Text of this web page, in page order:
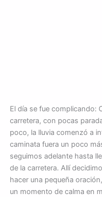
El día se fue complicando:
carretera, con pocas
poco, la lluvia comenzó a
caminata fuera un poco
seguimos adelante hasta
de la carretera. Allí
hacer una pequeña
un momento de calma en